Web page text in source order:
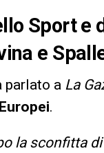
Sport e
e
parlato a La
Europei.
la sconfitta